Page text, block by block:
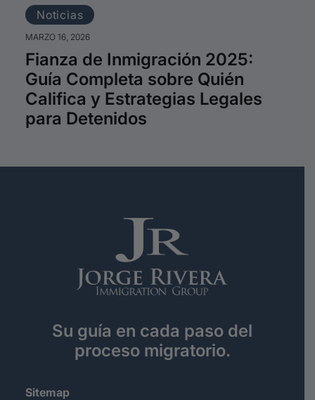
Inmigración 2025:
sobre Quién
Estrategias Legales
Nuevas
para Cuba,
Por Qué
Su guía en cada paso del
proceso migratorio.
Sitemap